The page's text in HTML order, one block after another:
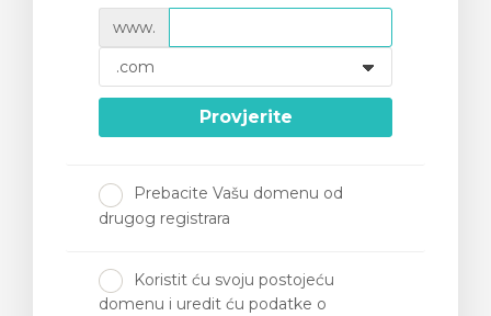
www.
Provjerite
Prebacite Vašu domenu od
drugog registrara
Koristit ću svoju postojeću
domenu i uredit ću podatke o